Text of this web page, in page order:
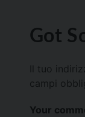
Got
Il tuo
campi
Your